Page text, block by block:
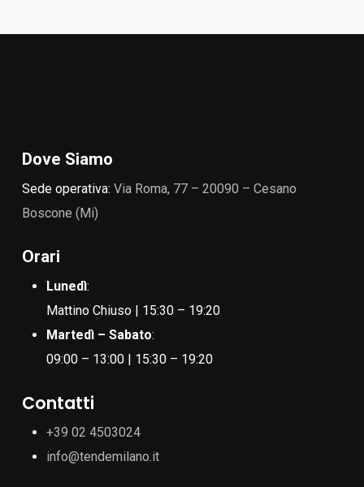
Dove Siamo
Sede operativa: Via Roma, 77 – 20090 – Cesano
Boscone (Mi)
Orari
Lunedì:
Mattino Chiuso | 15:30 – 19:20
Martedì – Sabato:
09:00 – 13:00 | 15:30 – 19:20
Contatti
+39 02 4503024
info@tendemilano.it